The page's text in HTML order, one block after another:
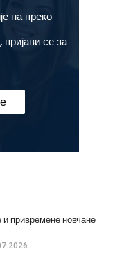
на преко
се за
привремене новчане